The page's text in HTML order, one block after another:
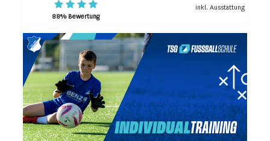
88% Bewertung
inkl. Ausstattung